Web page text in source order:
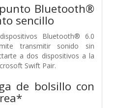
Bluetooth®
sencillo
Bluetooth® 6.0
transmitir sonido sin
a dos dispositivos a la
Swift Pair.
de bolsillo con